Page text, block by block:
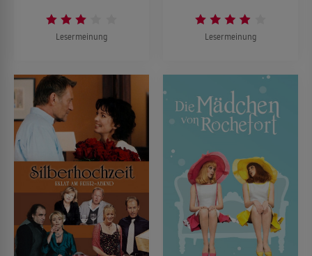
Lesermeinung Lesermeinung